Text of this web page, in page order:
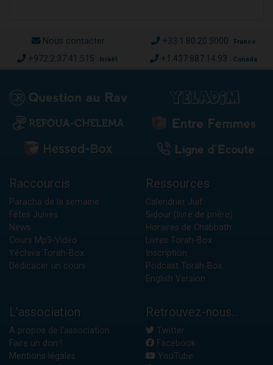
Nous contacter +33.1.80.20.5000 France
+972.2.37.41.515 Israël +1.437.887.14.93 Canada
Raccourcis
Paracha de la semaine
Fêtes Juives
News
Cours Mp3-Vidéo
Yéchiva Torah-Box
Dédicacer un cours
Ressources
Calendrier Juif
Sidour (livre de prière)
Horaires de Chabbath
Livres Torah-Box
Inscription
Podcast Torah-Box
English Version
L'association
A propos de l'association
Faire un don !
Mentions légales
Retrouvez-nous...
Twitter
Facebook
YouTube